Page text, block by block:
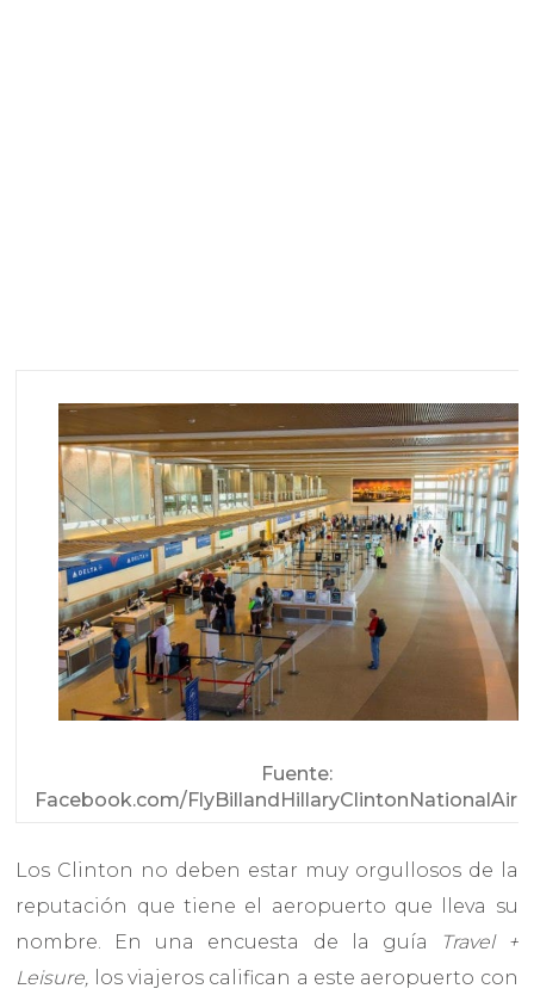
Fuente:
Facebook.com/
Los Clinton no deben estar muy orgullosos de la
reputación que tiene el aeropuerto que lleva su
nombre. En una encuesta de la guía
Travel +
Leisure, los viajeros califican a este aeropuerto con